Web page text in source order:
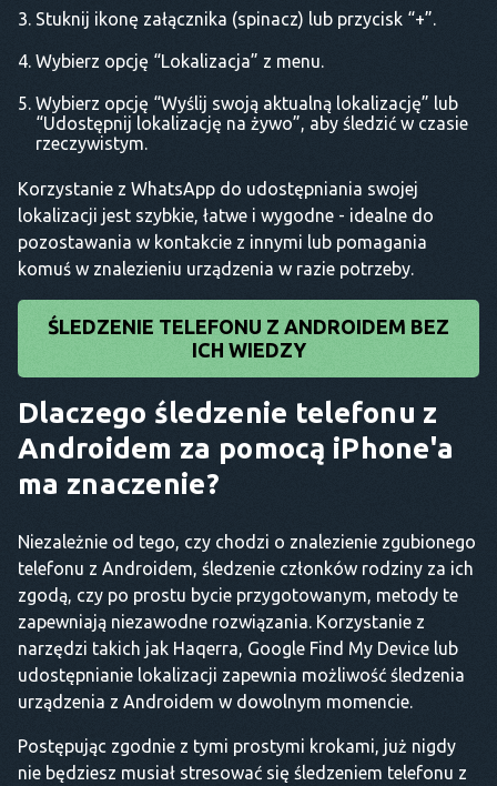
Stuknij ikonę załącznika (spinacz) lub przycisk “+”.
Wybierz opcję “Lokalizacja” z menu.
Wybierz opcję “Wyślij swoją aktualną lokalizację” lub
“Udostępnij lokalizację na żywo”, aby śledzić w czasie
rzeczywistym.
Korzystanie z WhatsApp do udostępniania swojej
lokalizacji jest szybkie, łatwe i wygodne - idealne do
pozostawania w kontakcie z innymi lub pomagania
komuś w znalezieniu urządzenia w razie potrzeby.
ŚLEDZENIE TELEFONU Z ANDROIDEM BEZ
ICH WIEDZY
Dlaczego śledzenie telefonu z
Androidem za pomocą iPhone'a
ma znaczenie?
Niezależnie od tego, czy chodzi o znalezienie zgubionego
telefonu z Androidem, śledzenie członków rodziny za ich
zgodą, czy po prostu bycie przygotowanym, metody te
zapewniają niezawodne rozwiązania. Korzystanie z
narzędzi takich jak Haqerra, Google Find My Device lub
udostępnianie lokalizacji zapewnia możliwość śledzenia
urządzenia z Androidem w dowolnym momencie.
Postępując zgodnie z tymi prostymi krokami, już nigdy
nie będziesz musiał stresować się śledzeniem telefonu z